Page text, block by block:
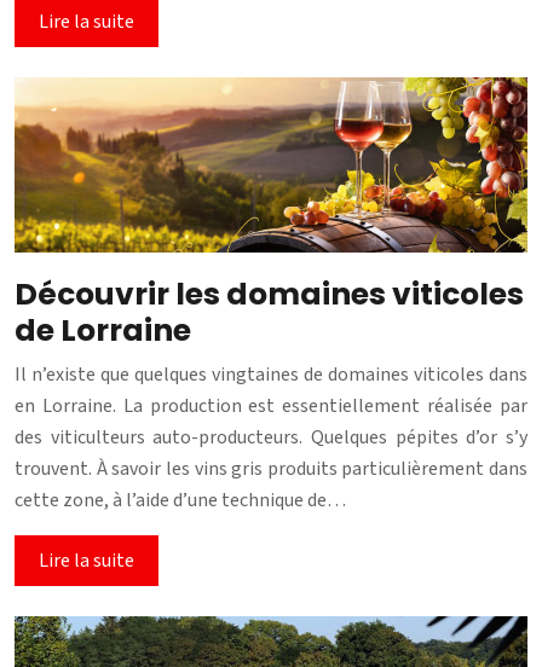
Lire la suite
Découvrir les domaines viticoles
de Lorraine
Il n’existe que quelques vingtaines de domaines viticoles dans
en Lorraine. La production est essentiellement réalisée par
des viticulteurs auto-producteurs. Quelques pépites d’or s’y
trouvent. À savoir les vins gris produits particulièrement dans
cette zone, à l’aide d’une technique de…
Lire la suite